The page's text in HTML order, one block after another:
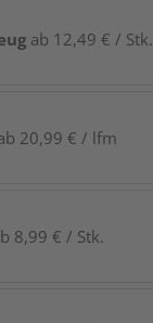
ab 12,49 € / Stk.
20,99 € / lfm
8,99 € / Stk.